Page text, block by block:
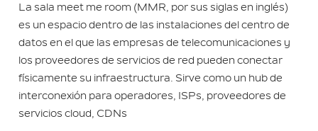
La sala meet me room (MMR, por sus siglas en inglés)
es un espacio dentro de las instalaciones del centro de
datos en el que las empresas de telecomunicaciones y
los proveedores de servicios de red pueden conectar
físicamente su infraestructura. Sirve como un hub de
interconexión para operadores, ISPs, proveedores de
servicios cloud, CDNs